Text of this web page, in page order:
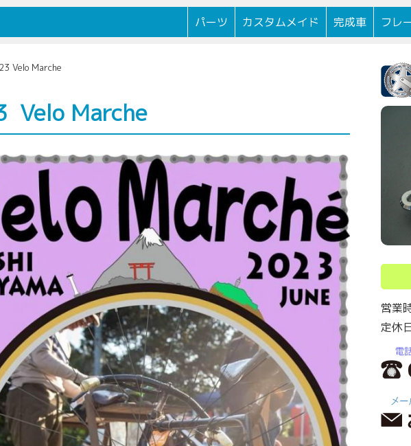
逗子駅前
パーツ カスタムメイド 完成車 フレ
Velo Marche
Velo Marche
営業
定休